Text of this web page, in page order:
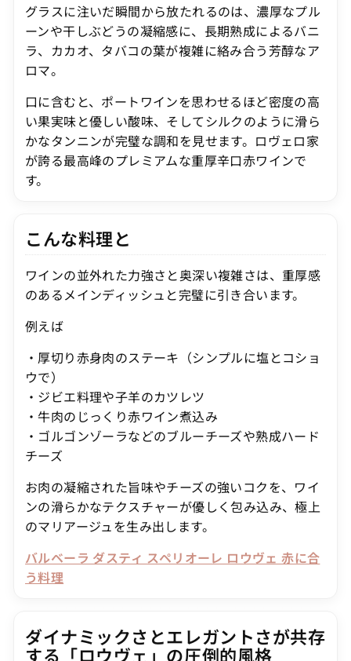
グラスに注いだ瞬間から放たれるのは、濃厚なプル
ーンや干しぶどうの凝縮感に、長期熟成によるバニ
ラ、カカオ、タバコの葉が複雑に絡み合う芳醇なア
ロマ。
口に含むと、ポートワインを思わせるほど密度の高
い果実味と優しい酸味、そしてシルクのように滑ら
かなタンニンが完璧な調和を見せます。ロヴェロ家
が誇る最高峰のプレミアムな重厚辛口赤ワインで
す。
こんな料理と
ワインの並外れた力強さと奥深い複雑さは、重厚感
のあるメインディッシュと完璧に引き合います。
例えば
・厚切り赤身肉のステーキ（シンプルに塩とコショ
ウで）
・ジビエ料理や子羊のカツレツ
・牛肉のじっくり赤ワイン煮込み
・ゴルゴンゾーラなどのブルーチーズや熟成ハード
チーズ
お肉の凝縮された旨味やチーズの強いコクを、ワイ
ンの滑らかなテクスチャーが優しく包み込み、極上
のマリアージュを生み出します。
バルベーラ ダスティ スペリオーレ ロウヴェ 赤に合
う料理
ダイナミックさとエレガントさが共存
する「ロウヴェ」の圧倒的風格